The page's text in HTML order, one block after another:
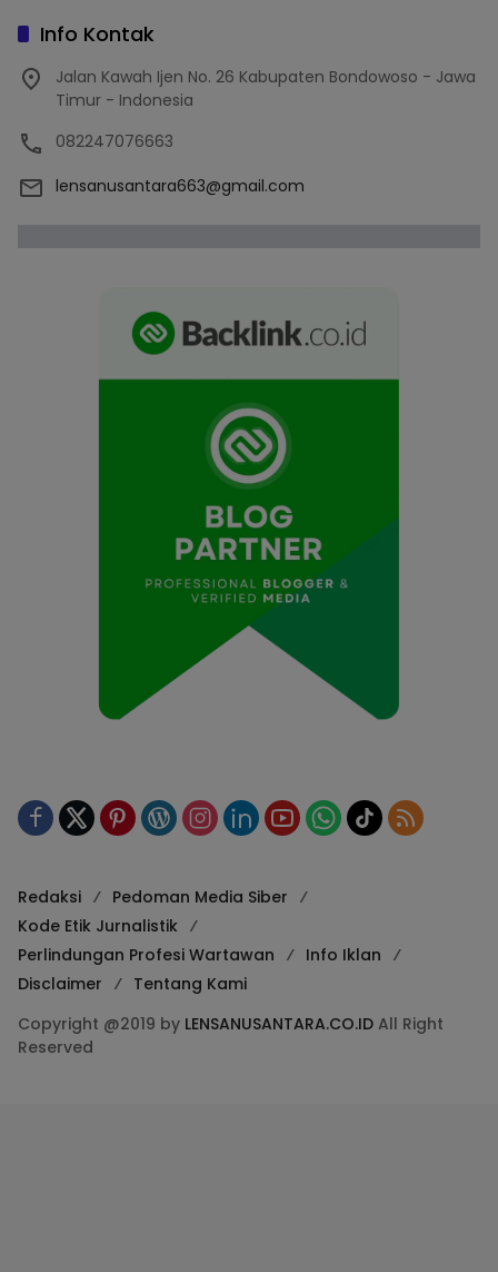
Info Kontak
Jalan Kawah Ijen No. 26 Kabupaten Bondowoso - Jawa
Timur - Indonesia
082247076663
lensanusantara663@gmail.com